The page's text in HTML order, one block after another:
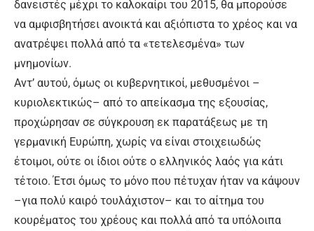
δανειστές μέχρι το καλοκαίρι του 2015, θα μπορούσε
να αμφισβητήσει ανοικτά και αξιόπιστα το χρέος και να
ανατρέψει πολλά από τα «τετελεσμένα» των
μνημονίων.
Αντ’ αυτού, όμως οι κυβερνητικοί, μεθυσμένοι –
κυριολεκτικώς– από το απείκασμα της εξουσίας,
προχώρησαν σε σύγκρουση εκ παρατάξεως με τη
γερμανική Ευρώπη, χωρίς να είναι στοιχειωδώς
έτοιμοι, ούτε οι ίδιοι ούτε ο ελληνικός λαός για κάτι
τέτοιο. Έτσι όμως το μόνο που πέτυχαν ήταν να κάψουν
–για πολύ καιρό τουλάχιστον– και το αίτημα του
κουρέματος του χρέους και πολλά από τα υπόλοιπα